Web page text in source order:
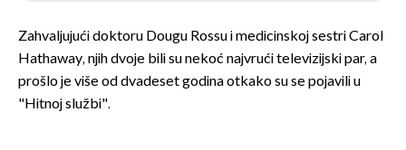
DA, SVAKU EPIZODU!
NE, NE VOLIM TAKVE SERIJE.
NE SJEĆAM SE.
Zahvaljujući doktoru Dougu Rossu i medicinskoj sestri Carol
Hathaway, njih dvoje bili su nekoć najvrući televizijski par, a
prošlo je više od dvadeset godina otkako su se pojavili u
"Hitnoj službi".